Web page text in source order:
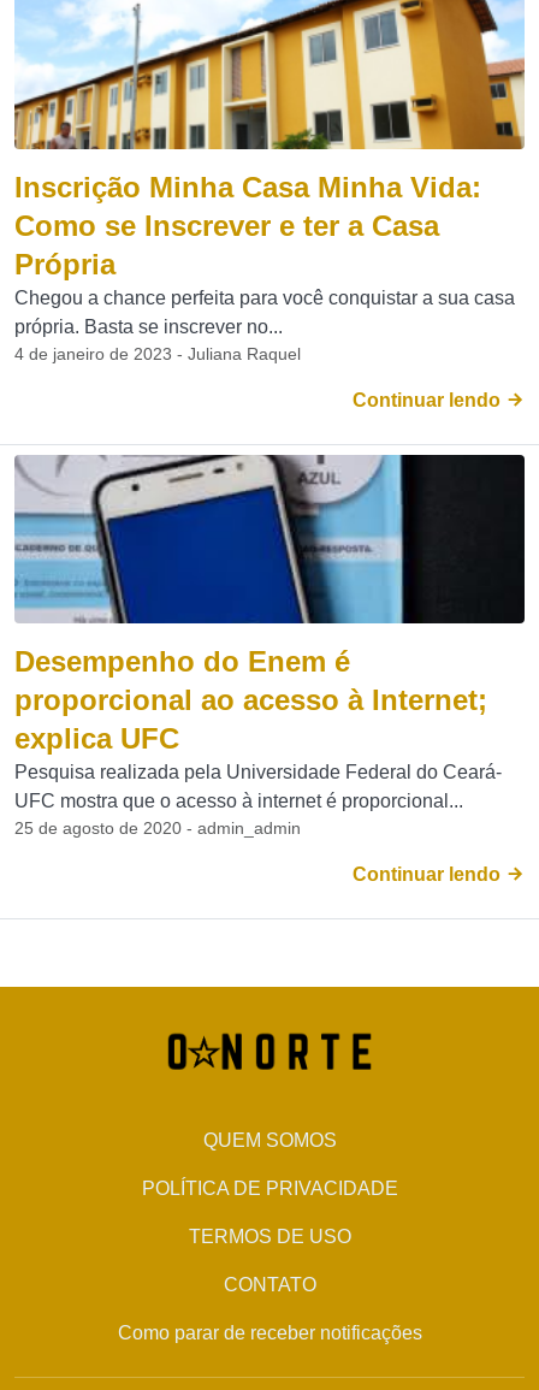
Inscrição Minha Casa Minha Vida:
Como se Inscrever e ter a Casa
Própria
Chegou a chance perfeita para você conquistar a sua casa
própria. Basta se inscrever no...
4 de janeiro de 2023 - Juliana Raquel
Continuar lendo
Desempenho do Enem é
proporcional ao acesso à Internet;
explica UFC
Pesquisa realizada pela Universidade Federal do Ceará-
UFC mostra que o acesso à internet é proporcional...
25 de agosto de 2020 - admin_admin
Continuar lendo
QUEM SOMOS
POLÍTICA DE PRIVACIDADE
TERMOS DE USO
CONTATO
Como parar de receber notificações